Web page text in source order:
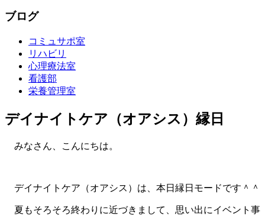
ブログ
コミュサポ室
リハビリ
心理療法室
看護部
栄養管理室
デイナイトケア（オアシス）縁日
みなさん、こんにちは。
デイナイトケア（オアシス）は、本日縁日モードです＾＾
夏もそろそろ終わりに近づきまして、思い出にイベント事